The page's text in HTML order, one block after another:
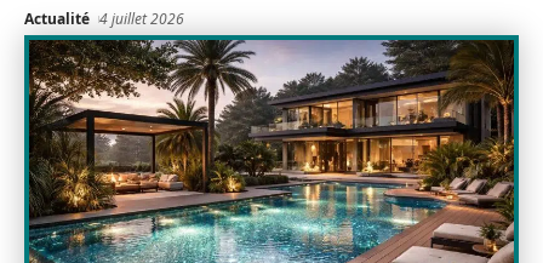
Actualité 4 juillet 2026